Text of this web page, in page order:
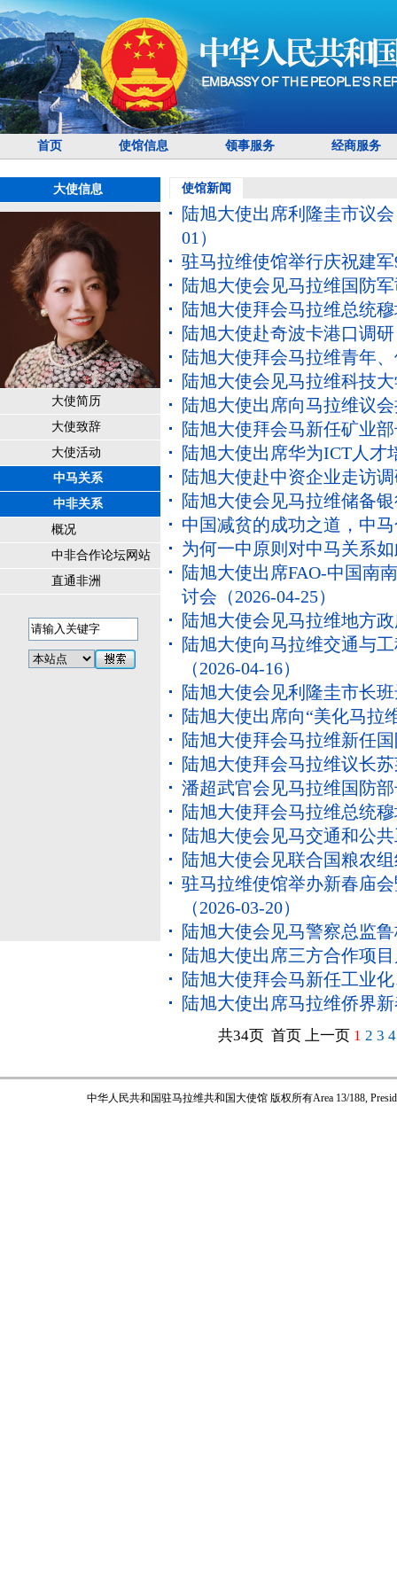
首页 使馆信息 领事服务 经商服务
大使信息
大使简历
大使致辞
大使活动
中马关系
中非关系
概况
中非合作论坛网站
直通非洲
使馆新闻
陆旭大使出席利隆圭市议
01）
驻马拉维使馆举行庆祝建
陆旭大使会见马拉维国防
陆旭大使拜会马拉维总统
陆旭大使赴奇波卡港口调研
陆旭大使拜会马拉维青年
陆旭大使会见马拉维科技
陆旭大使出席向马拉维议
陆旭大使拜会马新任矿业
陆旭大使出席华为ICT人才
陆旭大使赴中资企业走访
陆旭大使会见马拉维储备
中国减贫的成功之道，中
为何一中原则对中马关系
陆旭大使出席FAO-中国南
讨会 （2026-04-25）
陆旭大使会见马拉维地方
陆旭大使向马拉维交通与
（2026-04-16）
陆旭大使会见利隆圭市长
陆旭大使出席向“美化马拉
陆旭大使拜会马拉维新任
陆旭大使拜会马拉维议长
潘超武官会见马拉维国防
陆旭大使拜会马拉维总统
陆旭大使会见马交通和公
陆旭大使会见联合国粮农
驻马拉维使馆举办新春庙
（2026-03-20）
陆旭大使会见马警察总监
陆旭大使出席三方合作项
陆旭大使拜会马新任工业
陆旭大使出席马拉维侨界
共34页 首页 上一页 1 2 3 4
中华人民共和国驻马拉维共和国大使馆 版权所有Area 13/188,